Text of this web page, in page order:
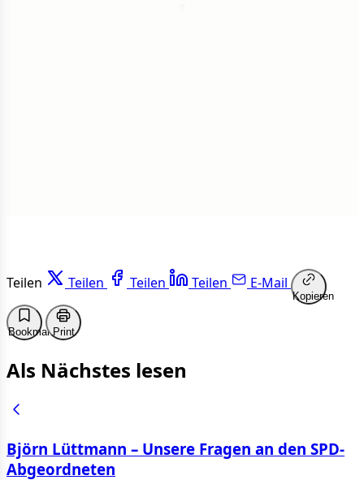
Teilen Teilen Teilen Teilen E-Mail
Kopieren
BookmarkPrint
Als Nächstes lesen
Björn Lüttmann – Unsere Fragen an den SPD-
Abgeordneten